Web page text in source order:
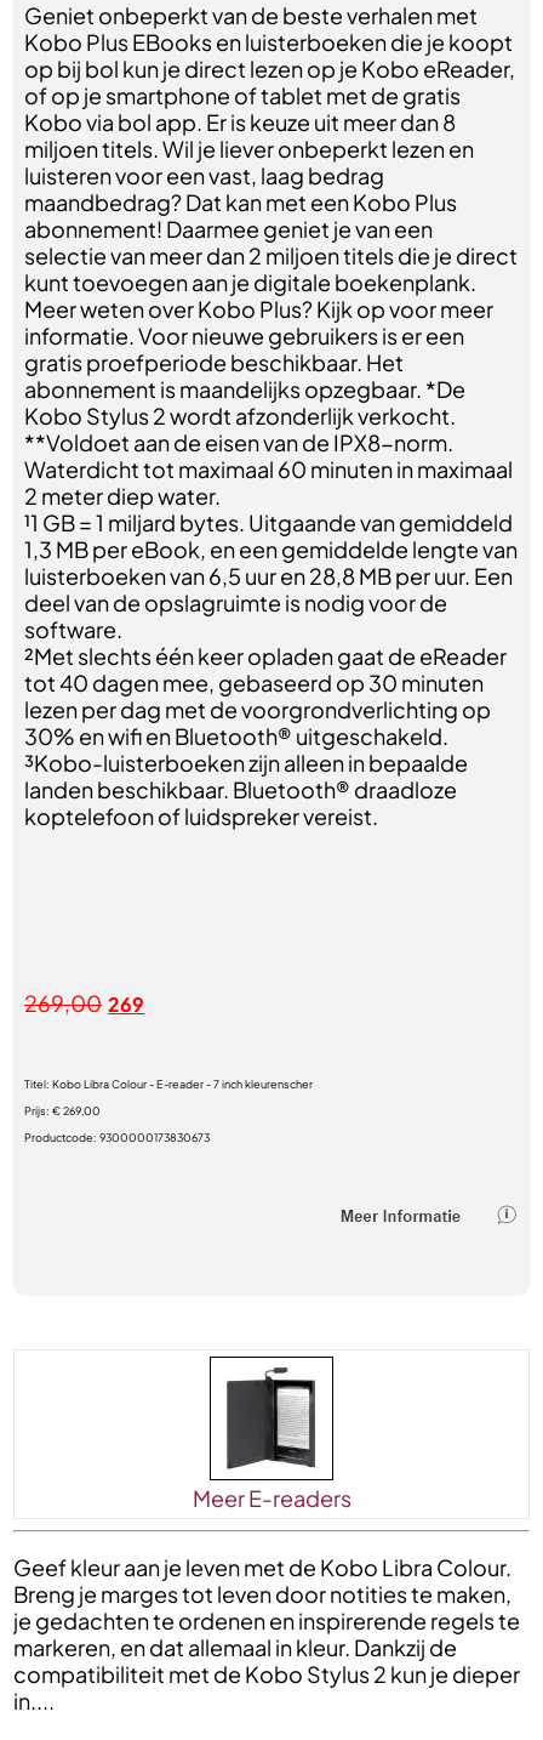
Geniet onbeperkt van de beste verhalen met
Kobo Plus EBooks en luisterboeken die je koopt
op bij bol kun je direct lezen op je Kobo eReader,
of op je smartphone of tablet met de gratis
Kobo via bol app. Er is keuze uit meer dan 8
miljoen titels. Wil je liever onbeperkt lezen en
luisteren voor een vast, laag bedrag
maandbedrag? Dat kan met een Kobo Plus
abonnement! Daarmee geniet je van een
selectie van meer dan 2 miljoen titels die je direct
kunt toevoegen aan je digitale boekenplank.
Meer weten over Kobo Plus? Kijk op voor meer
informatie. Voor nieuwe gebruikers is er een
gratis proefperiode beschikbaar. Het
abonnement is maandelijks opzegbaar. *De
Kobo Stylus 2 wordt afzonderlijk verkocht.
**Voldoet aan de eisen van de IPX8-norm.
Waterdicht tot maximaal 60 minuten in maximaal
2 meter diep water.
¹1 GB = 1 miljard bytes. Uitgaande van gemiddeld
1,3 MB per eBook, en een gemiddelde lengte van
luisterboeken van 6,5 uur en 28,8 MB per uur. Een
deel van de opslagruimte is nodig voor de
software.
²Met slechts één keer opladen gaat de eReader
tot 40 dagen mee, gebaseerd op 30 minuten
lezen per dag met de voorgrondverlichting op
30% en wifi en Bluetooth® uitgeschakeld.
³Kobo-luisterboeken zijn alleen in bepaalde
landen beschikbaar. Bluetooth® draadloze
koptelefoon of luidspreker vereist.
269,00 269
Titel:Kobo Libra Colour - E-reader - 7 inch kleurenscher
Prijs:€ 269,00
Productcode:9300000173830673
Meer E-readers
Geef kleur aan je leven met de Kobo Libra Colour.
Breng je marges tot leven door notities te maken,
je gedachten te ordenen en inspirerende regels te
markeren, en dat allemaal in kleur. Dankzij de
compatibiliteit met de Kobo Stylus 2 kun je dieper
in....